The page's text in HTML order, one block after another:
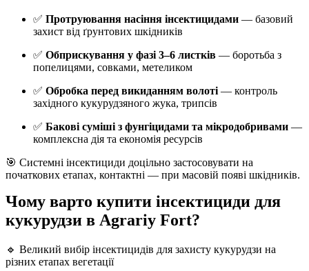
✅ Протруювання насіння інсектицидами — базовий
захист від ґрунтових шкідників
✅ Обприскування у фазі 3–6 листків — боротьба з
попелицями, совками, метеликом
✅ Обробка перед викиданням волоті — контроль
західного кукурудзяного жука, трипсів
✅ Бакові суміші з фунгіцидами та мікродобривами —
комплексна дія та економія ресурсів
🎯 Системні інсектициди доцільно застосовувати на
початкових етапах, контактні — при масовій появі шкідників.
Чому варто купити інсектициди для
кукурудзи в Agrariy Fort?
🔹 Великий вибір інсектицидів для захисту кукурудзи на
різних етапах вегетації